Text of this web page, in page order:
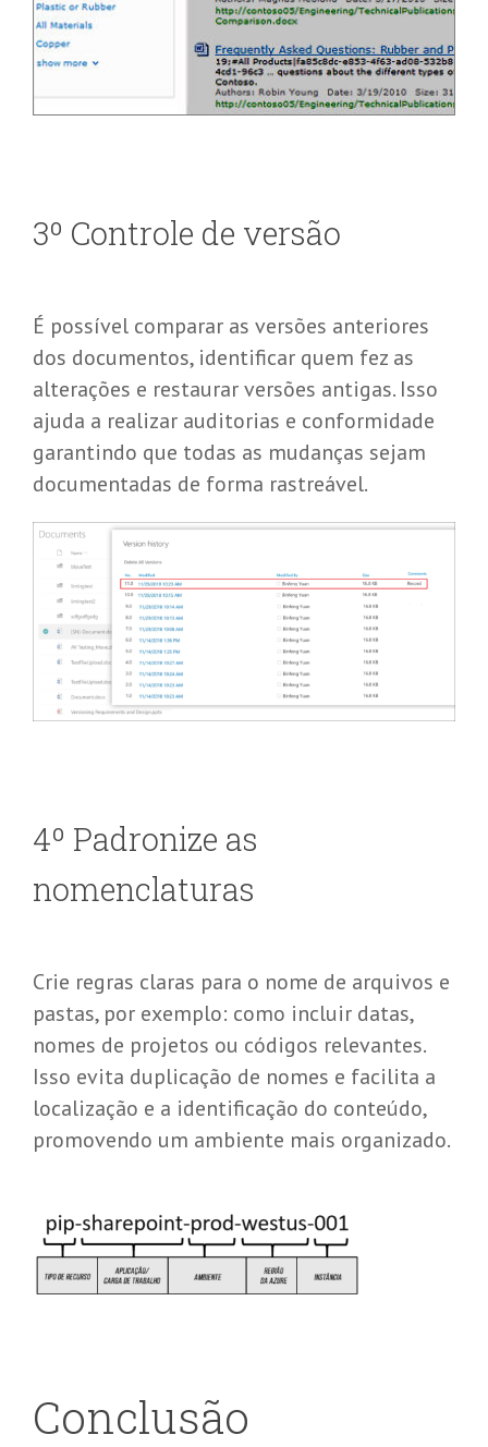
3º Controle de versão
É possível comparar as versões anteriores
dos documentos, identificar quem fez as
alterações e restaurar versões antigas. Isso
ajuda a realizar auditorias e conformidade
garantindo que todas as mudanças sejam
documentadas de forma rastreável.
4º Padronize as
nomenclaturas
Crie regras claras para o nome de arquivos e
pastas, por exemplo: como incluir datas,
nomes de projetos ou códigos relevantes.
Isso evita duplicação de nomes e facilita a
localização e a identificação do conteúdo,
promovendo um ambiente mais organizado.
Conclusão